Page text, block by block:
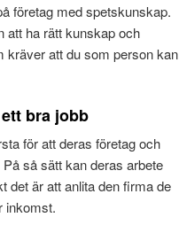
företag med spetskunskap.
att ha rätt kunskap och
kräver att du som person kan
bra jobb
för att deras företag och
så sätt kan deras arbete
det är att anlita den firma de
inkomst.